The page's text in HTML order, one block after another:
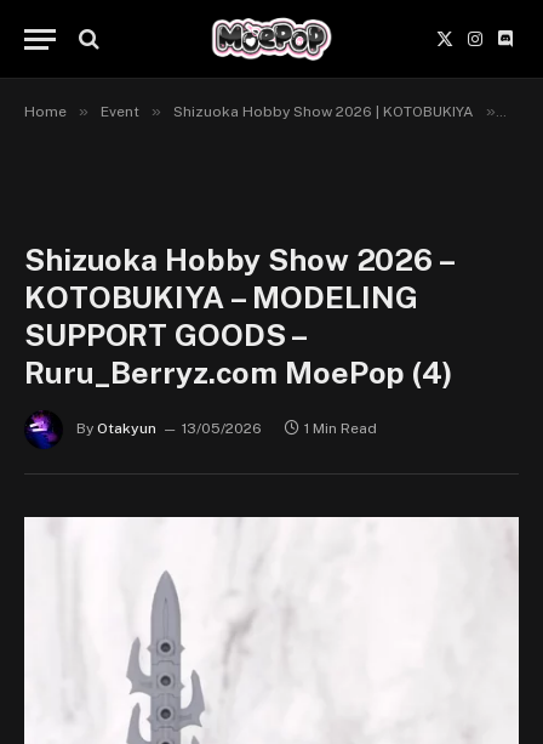
X
(Twitter)
Home » Event » Shizuoka Hobby Show 2026 | KOTOBUKIYA »
Shizuoka Hobby Show 2026 –
KOTOBUKIYA – MODELING
SUPPORT GOODS –
Ruru_Berryz.com MoePop (4)
By Otakyun 13/05/2026 1 Min Read